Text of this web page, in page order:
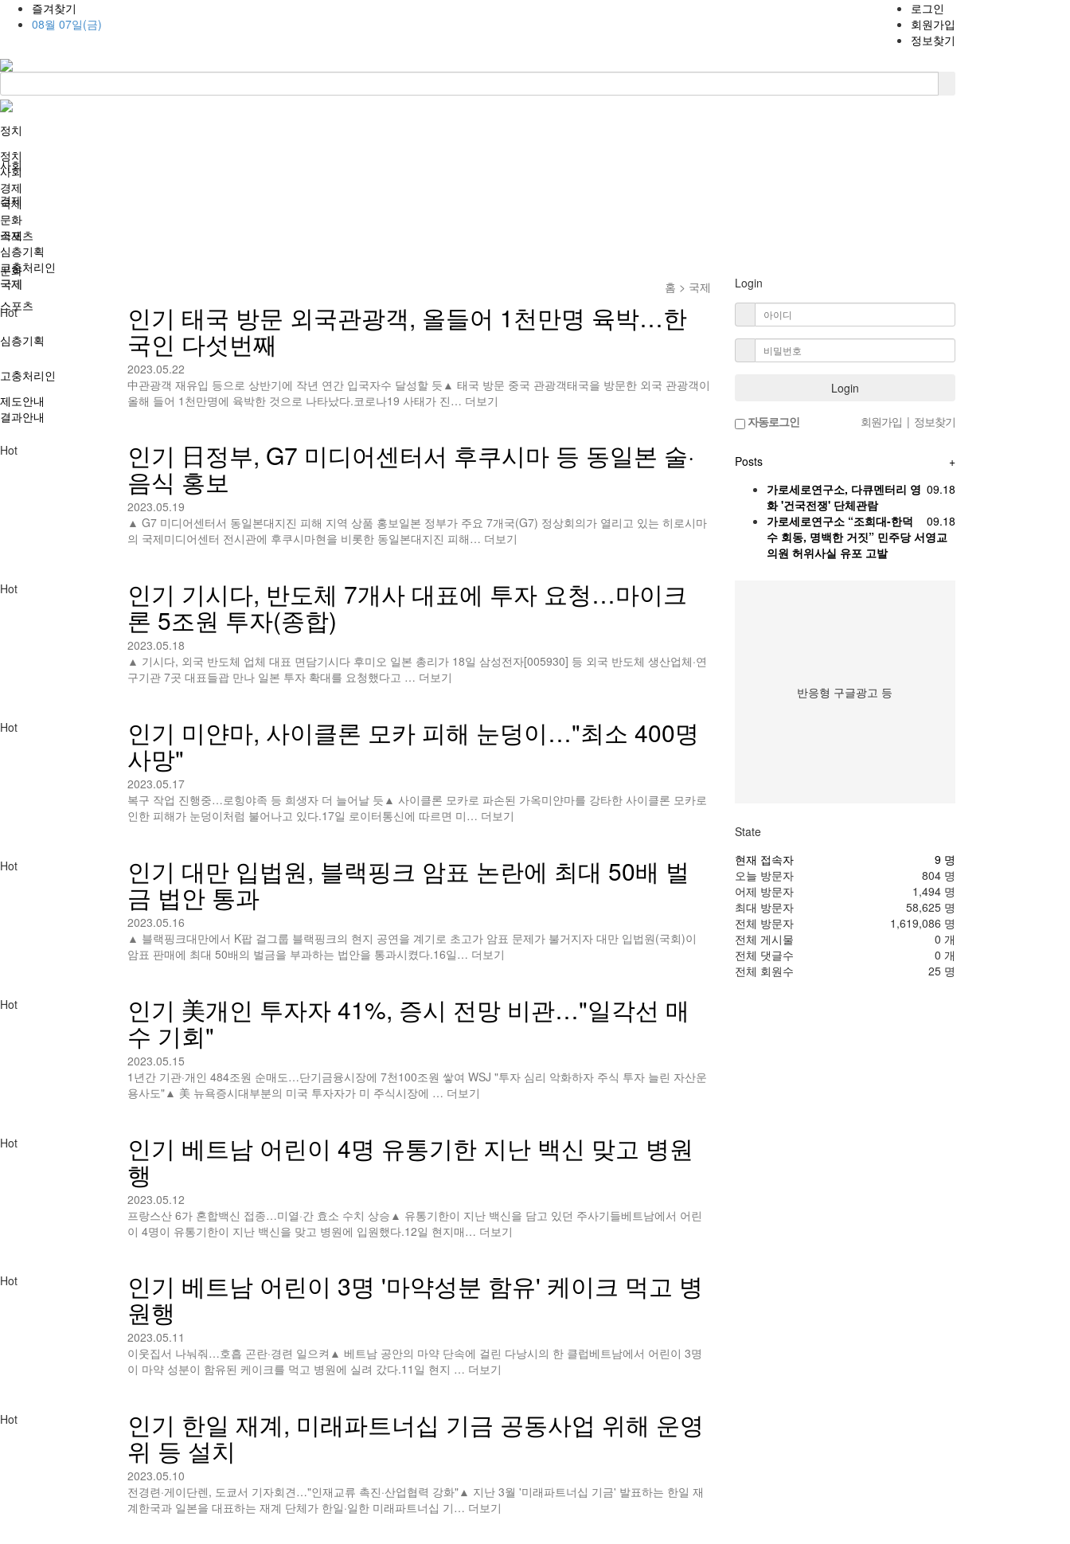
즐겨찾기
08월 07일(금)
로그인
회원가입
정보찾기
정치
사회
경제
국제
문화
스포츠
심층기획
고충처리인
제도안내
결과안내
정치
사회
경제
국제
문화
스포츠
심층기획
고충처리인
홈 > 국제
국제
Hot
인기 태국 방문 외국관광객, 올들어 1천만명 육박…한
국인 다섯번째
2023.05.22
中관광객 재유입 등으로 상반기에 작년 연간 입국자수 달성할 듯▲ 태국 방문 중국 관광객태국을 방문한 외국 관광객이
올해 들어 1천만명에 육박한 것으로 나타났다.코로나19 사태가 진… 더보기
Hot 인기 日정부, G7 미디어센터서 후쿠시마 등 동일본 술·
음식 홍보
2023.05.19
▲ G7 미디어센터서 동일본대지진 피해 지역 상품 홍보일본 정부가 주요 7개국(G7) 정상회의가 열리고 있는 히로시마
의 국제미디어센터 전시관에 후쿠시마현을 비롯한 동일본대지진 피해… 더보기
Hot 인기 기시다, 반도체 7개사 대표에 투자 요청…마이크
론 5조원 투자(종합)
2023.05.18
▲ 기시다, 외국 반도체 업체 대표 면담기시다 후미오 일본 총리가 18일 삼성전자[005930] 등 외국 반도체 생산업체·연
구기관 7곳 대표들괍 만나 일본 투자 확대를 요청했다고 … 더보기
Hot 인기 미얀마, 사이클론 모카 피해 눈덩이…"최소 400명
사망"
2023.05.17
복구 작업 진행중…로힝야족 등 희생자 더 늘어날 듯▲ 사이클론 모카로 파손된 가옥미얀마를 강타한 사이클론 모카로
인한 피해가 눈덩이처럼 불어나고 있다.17일 로이터통신에 따르면 미… 더보기
Hot 인기 대만 입법원, 블랙핑크 암표 논란에 최대 50배 벌
금 법안 통과
2023.05.16
▲ 블랙핑크대만에서 K팝 걸그룹 블랙핑크의 현지 공연을 계기로 초고가 암표 문제가 불거지자 대만 입법원(국회)이
암표 판매에 최대 50배의 벌금을 부과하는 법안을 통과시켰다.16일… 더보기
Hot 인기 美개인 투자자 41%, 증시 전망 비관…"일각선 매
수 기회"
2023.05.15
1년간 기관·개인 484조원 순매도…단기금융시장에 7천100조원 쌓여 WSJ "투자 심리 악화하자 주식 투자 늘린 자산운
용사도"▲ 美 뉴욕증시대부분의 미국 투자자가 미 주식시장에 … 더보기
Hot 인기 베트남 어린이 4명 유통기한 지난 백신 맞고 병원
행
2023.05.12
프랑스산 6가 혼합백신 접종…미열·간 효소 수치 상승▲ 유통기한이 지난 백신을 담고 있던 주사기들베트남에서 어린
이 4명이 유통기한이 지난 백신을 맞고 병원에 입원했다.12일 현지매… 더보기
Hot 인기 베트남 어린이 3명 '마약성분 함유' 케이크 먹고 병
원행
2023.05.11
이웃집서 나눠줘…호흡 곤란·경련 일으켜▲ 베트남 공안의 마약 단속에 걸린 다낭시의 한 클럽베트남에서 어린이 3명
이 마약 성분이 함유된 케이크를 먹고 병원에 실려 갔다.11일 현지 … 더보기
Hot 인기 한일 재계, 미래파트너십 기금 공동사업 위해 운영
위 등 설치
2023.05.10
전경련·게이단렌, 도쿄서 기자회견…"인재교류 촉진·산업협력 강화"▲ 지난 3월 '미래파트너십 기금' 발표하는 한일 재
계한국과 일본을 대표하는 재계 단체가 한일·일한 미래파트너십 기… 더보기
Login
Login
자동로그인 회원가입 | 정보찾기
+
Posts
09.18
가로세로연구소, 다큐멘터리 영
화 '건국전쟁' 단체관람
09.18
가로세로연구소 “조희대-한덕
수 회동, 명백한 거짓” 민주당 서영교
의원 허위사실 유포 고발
반응형 구글광고 등
State
현재 접속자
9 명
오늘 방문자
804 명
어제 방문자
1,494 명
최대 방문자
58,625 명
전체 방문자
1,619,086 명
전체 게시물
0 개
전체 댓글수
0 개
전체 회원수
25 명